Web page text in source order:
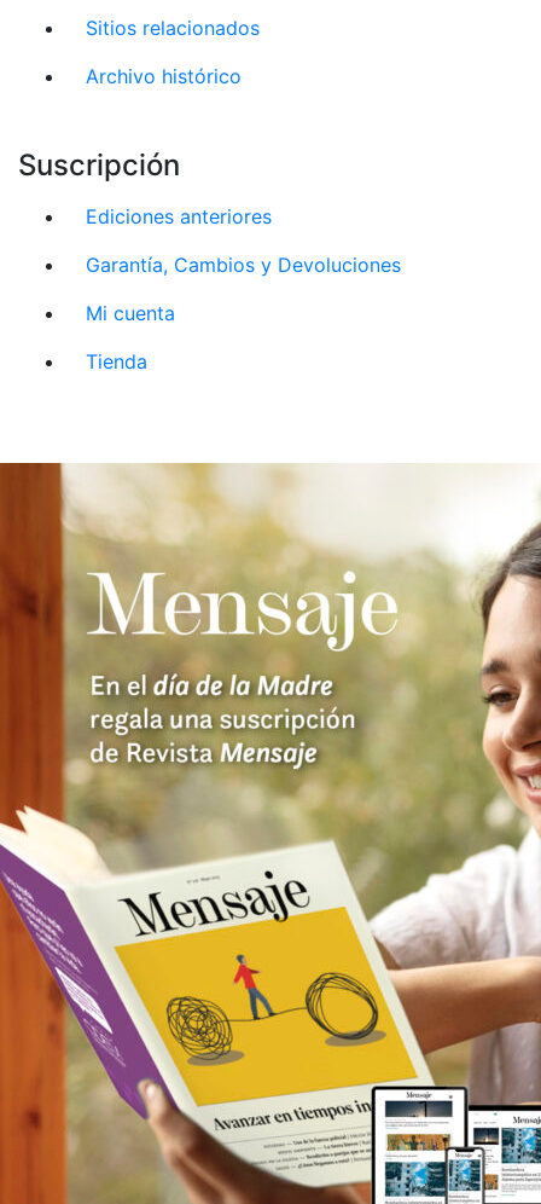
Sitios relacionados
Archivo histórico
Suscripción
Ediciones anteriores
Garantía, Cambios y Devoluciones
Mi cuenta
Tienda